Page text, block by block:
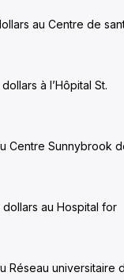
au Centre de
à l’Hôpital St.
Centre Sunnybrook
au Hospital for
Réseau universitaire